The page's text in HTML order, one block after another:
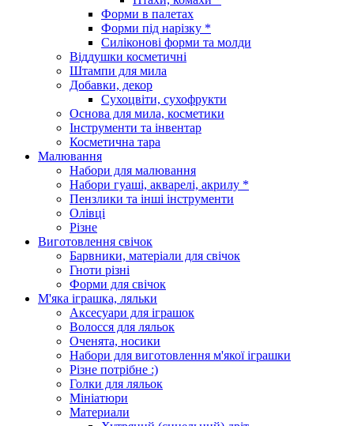
Форми в палетах
Форми під нарізку *
Силіконові форми та молди
Віддушки косметичні
Штампи для мила
Добавки, декор
Сухоцвіти, сухофрукти
Основа для мила, косметики
Інструменти та інвентар
Косметична тара
Малювання
Набори для малювання
Набори гуаші, акварелі, акрилу *
Пензлики та інші інструменти
Олівці
Різне
Виготовлення свічок
Барвники, матеріали для свічок
Гноти різні
Форми для свічок
М'яка іграшка, ляльки
Аксесуари для іграшок
Волосся для ляльок
Оченята, носики
Набори для виготовлення м'якої іграшки
Різне потрібне :)
Голки для ляльок
Мініатюри
Материали